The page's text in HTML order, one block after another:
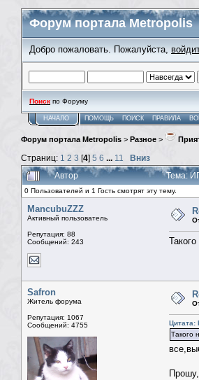
Форум портала Metropolis
Добро пожаловать. Пожалуйста,
Поиск по Форуму
НАЧАЛО ПОМОЩЬ ПОИСК ПРАВИЛА
Форум портала Metropolis > Разное >
Страниц: 1 2 3 [4] 5 6 ... 11 Вниз
Автор Тема:
0 Пользователей и 1 Гость смотрят эту тему.
MancubuZZZ
Активный пользователь
Репутация: 88
Сообщений: 243
Safron
Житель форума
Репутация: 1067
Сообщений: 4755
Цитата:
Такого